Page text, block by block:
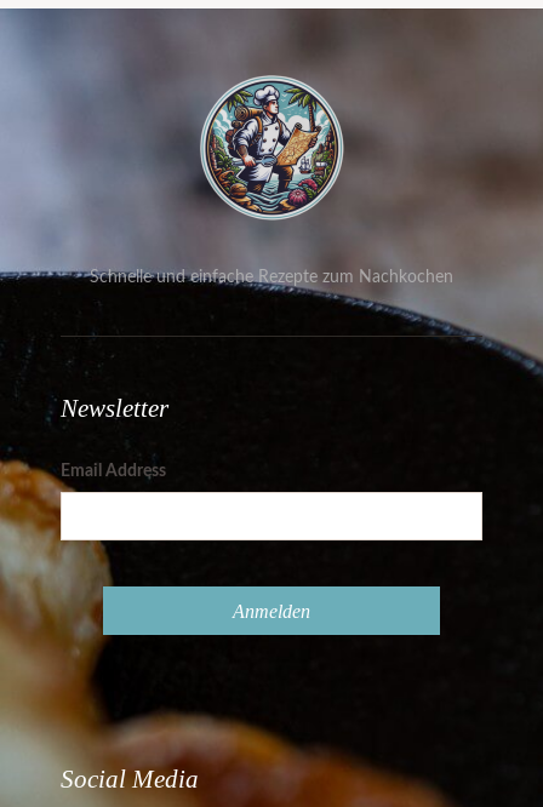
Schnelle und einfache Rezepte zum Nachkochen
Newsletter
Email Address
Social Media